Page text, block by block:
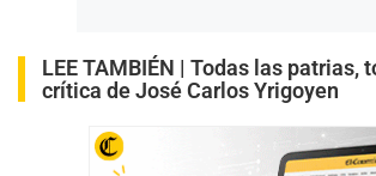
LEE TAMBIÉN | Todas las patrias,
crítica de José Carlos Yrigoyen